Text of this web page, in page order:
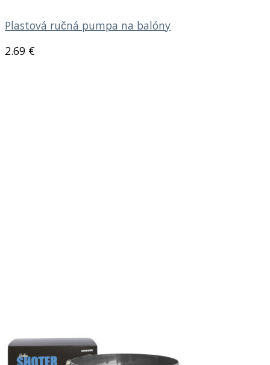
Plastová ručná pumpa na balóny
2.69 €